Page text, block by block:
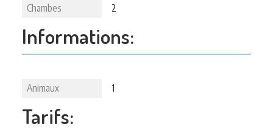
Chambes 2
Informations:
Animaux 1
Tarifs: